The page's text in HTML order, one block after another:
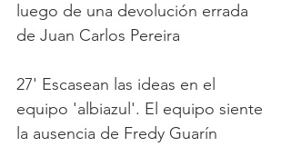
luego de una devolución errada
de Juan Carlos Pereira
27' Escasean las ideas en el
equipo 'albiazul'. El equipo siente
la ausencia de Fredy Guarín